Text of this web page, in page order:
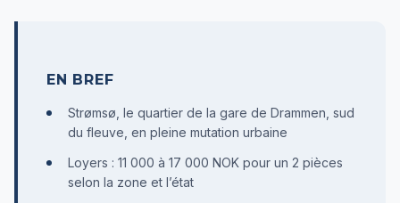
EN BREF
Strømsø, le quartier de la gare de Drammen, sud
du fleuve, en pleine mutation urbaine
Loyers : 11 000 à 17 000 NOK pour un 2 pièces
selon la zone et l’état